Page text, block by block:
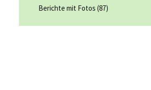
Berichte mit Fotos (87)